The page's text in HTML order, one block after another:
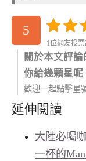
5
1位網友投
關於本文評
你給幾顆星呢
歡迎一起點擊星
延伸閱讀
大陸必喝
一杯的